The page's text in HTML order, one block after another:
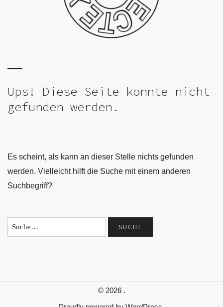
Ups! Diese Seite konnte nicht
gefunden werden.
Es scheint, als kann an dieser Stelle nichts gefunden
werden. Vielleicht hilft die Suche mit einem anderen
Suchbegriff?
© 2026 .